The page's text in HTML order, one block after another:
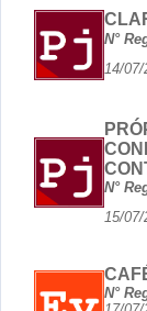
N°
14/
N°
15/
N°